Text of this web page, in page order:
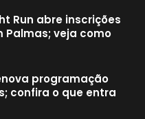
Run abre inscrições
Palmas; veja como
programação
confira o que entra